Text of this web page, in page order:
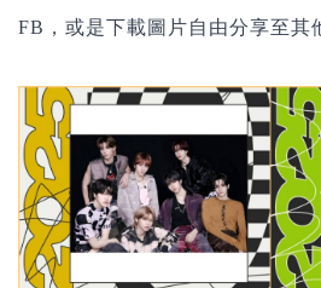
FB，或是下載圖片自由分享至其